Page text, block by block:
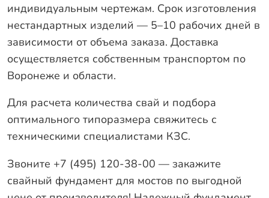
индивидуальным чертежам. Срок изготовления
нестандартных изделий — 5–10 рабочих дней в
зависимости от объема заказа. Доставка
осуществляется собственным транспортом по
Воронеже и области.
Для расчета количества свай и подбора
оптимального типоразмера свяжитесь с
техническими специалистами КЗС.
Звоните +7 (495) 120-38-00 — закажите
свайный фундамент для мостов по выгодной